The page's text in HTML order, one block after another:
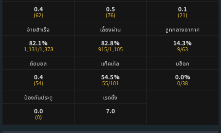
0.4
(62)
0.5
(76)
0.1
(21)
จ่ายสำเร็จ
82.1%
1,131/1,378
เลี้ยงผ่าน
82.8%
915/1,105
ลูกกลางอากาศ
14.3%
9/63
ตัดบอล
0.4
(54)
แท็คเกิล
54.5%
55/101
บล็อก
0.0%
0/38
ป้องกันประตู
0.0
(0)
เรตติ้ง
7.0